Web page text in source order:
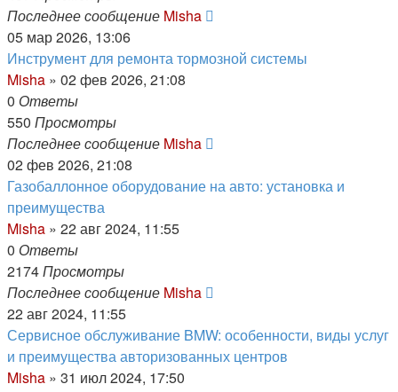
Последнее сообщение Misha
05 мар 2026, 13:06
Инструмент для ремонта тормозной системы
Misha » 02 фев 2026, 21:08
0 Ответы
550 Просмотры
Последнее сообщение Misha
02 фев 2026, 21:08
Газобаллонное оборудование на авто: установка и
преимущества
Misha » 22 авг 2024, 11:55
0 Ответы
2174Просмотры
Последнее сообщение Misha
22 авг 2024, 11:55
Сервисное обслуживание BMW: особенности, виды услуг
и преимущества авторизованных центров
Misha » 31 июл 2024, 17:50